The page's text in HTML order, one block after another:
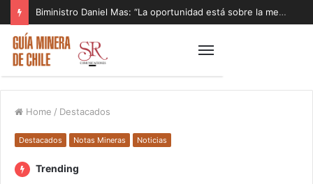
Biministro Daniel Mas: “La oportunidad está sobre la mesa y tenemos que aprovecharla”
Home / Destacados
Destacados Notas Mineras Noticias
Trending